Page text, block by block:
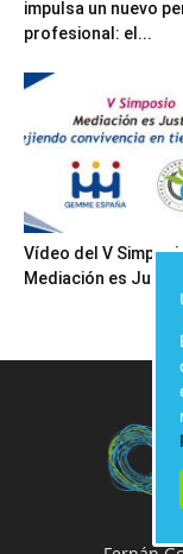
impulsa un nuevo
profesional: el...
Vídeo del V
Mediación es Justicia